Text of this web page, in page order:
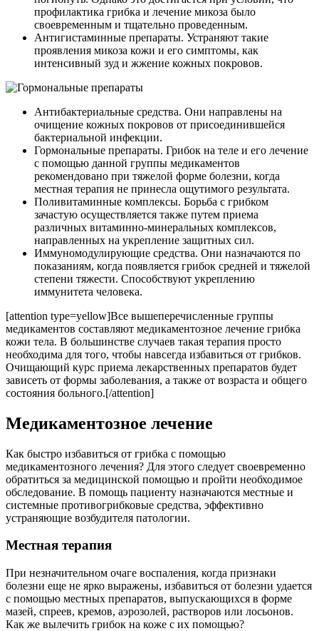
профилактика грибка и лечение микоза было
своевременным и тщательно проведенным.
Антигистаминные препараты. Устраняют такие
проявления микоза кожи и его симптомы, как
интенсивный зуд и жжение кожных покровов.
Антибактериальные средства. Они направлены на
очищение кожных покровов от присоединившейся
бактериальной инфекции.
Гормональные препараты. Грибок на теле и его лечение
с помощью данной группы медикаментов
рекомендовано при тяжелой форме болезни, когда
местная терапия не принесла ощутимого результата.
Поливитаминные комплексы. Борьба с грибком
зачастую осуществляется также путем приема
различных витаминно-минеральных комплексов,
направленных на укрепление защитных сил.
Иммуномодулирующие средства. Они назначаются по
показаниям, когда появляется грибок средней и тяжелой
степени тяжести. Способствуют укреплению
иммунитета человека.
[attention type=yellow]Все вышеперечисленные группы
медикаментов составляют медикаментозное лечение грибка
кожи тела. В большинстве случаев такая терапия просто
необходима для того, чтобы навсегда избавиться от грибков.
Очищающий курс приема лекарственных препаратов будет
зависеть от формы заболевания, а также от возраста и общего
состояния больного.[/attention]
Медикаментозное лечение
Как быстро избавиться от грибка с помощью
медикаментозного лечения? Для этого следует своевременно
обратиться за медицинской помощью и пройти необходимое
обследование. В помощь пациенту назначаются местные и
системные противогрибковые средства, эффективно
устраняющие возбудителя патологии.
Местная терапия
При незначительном очаге воспаления, когда признаки
болезни еще не ярко выражены, избавиться от болезни удается
с помощью местных препаратов, выпускающихся в форме
мазей, спреев, кремов, аэрозолей, растворов или лосьонов.
Как же вылечить грибок на коже с их помощью?